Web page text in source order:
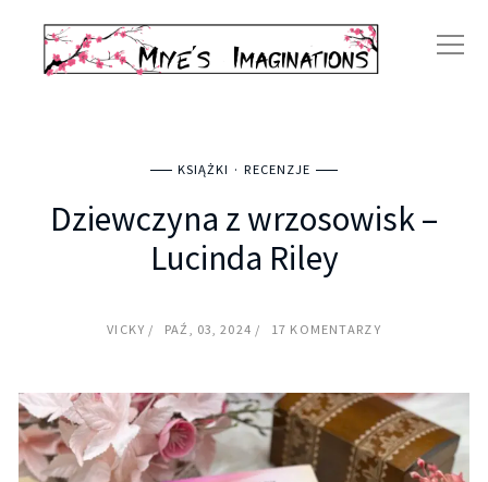
KSIĄŻKI RECENZJE
Dziewczyna z wrzosowisk –
Lucinda Riley
VICKY PAŹ, 03, 2024 17 KOMENTARZY